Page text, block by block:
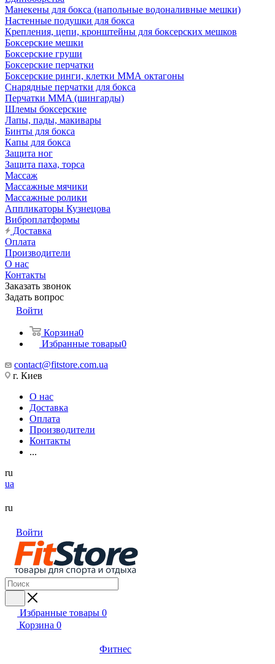
Манекены для бокса (напольные водоналивные мешки)
Настенные подушки для бокса
Крепления, цепи, кронштейны для боксерских мешков
Боксерские мешки
Боксерские груши
Боксерские перчатки
Боксерские ринги, клетки ММА октагоны
Снарядные перчатки для бокса
Перчатки MMA (шингарды)
Шлемы боксерские
Лапы, пады, макивары
Бинты для бокса
Капы для бокса
Защита ног
Защита паха, торса
Массаж
Массажные мячики
Массажные ролики
Аппликаторы Кузнецова
Виброплатформы
Доставка
Оплата
Производители
О нас
Контакты
Заказать звонок
Задать вопрос
Войти
Корзина0
Избранные товары0
contact@fitstore.com.ua
г. Киев
О нас
Доставка
Оплата
Производители
Контакты
...
ru
ua
ru
Войти
Избранные товары 0
Корзина 0
Фитнес